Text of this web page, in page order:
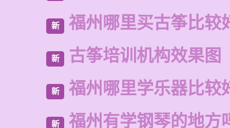
新 福州哪里买古筝比较
新 古筝培训机构效果图
新 福州哪里学乐器比较
新 福州有学钢琴的地方